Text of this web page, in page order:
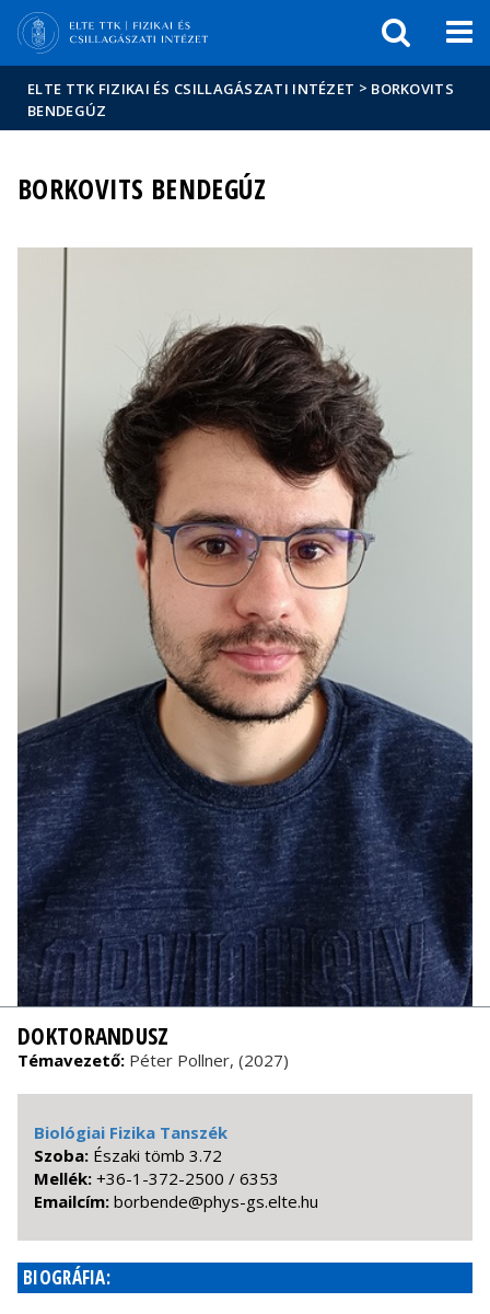
Események
sajtóban
ELTE TTK FIZIKAI ÉS CSILLAGÁSZATI INTÉZET > BORKOVITS
BENDEGÚZ
BORKOVITS BENDEGÚZ
DOKTORANDUSZ
Témavezető: Péter Pollner, (2027)
Biológiai Fizika Tanszék
Szoba: Északi tömb 3.72
Mellék: +36-1-372-2500 / 6353
Emailcím: uh.etle.sg-syhp@ednebrob
BIOGRÁFIA: